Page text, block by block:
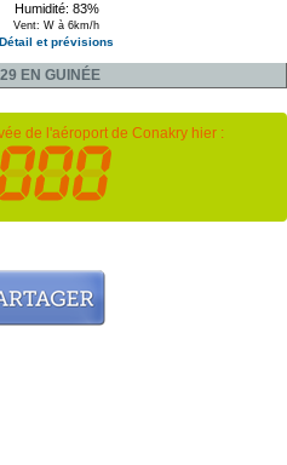
Humidité: 83%
Vent: W à 6km/h
Détail et prévisions
EN GUINÉE
de l'aéroport de Conakry hier :